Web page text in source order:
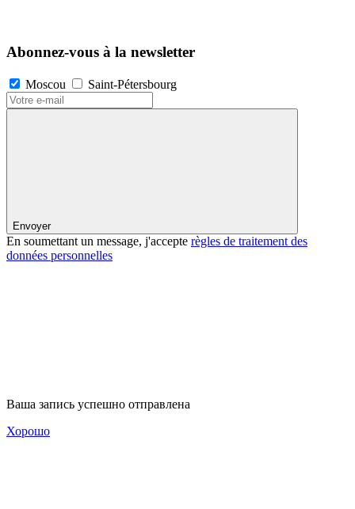
Abonnez-vous à la newsletter
Moscou Saint-Pétersbourg
Envoyer
En soumettant un message, j'accepte règles de traitement des
données personnelles
Ваша запись успешно отправлена
Хорошо